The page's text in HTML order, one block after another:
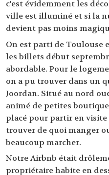
c'est évidemment les
ville est illuminé et si la
devient pas moins
On est parti de Toulouse
les billets début
abordable. Pour le
on a pu trouver dans un
Joordan. Situé au nord
animé de petites
placé pour partir en visite
trouver de quoi manger
beaucoup marcher.
Notre Airbnb était
propriétaire habite en